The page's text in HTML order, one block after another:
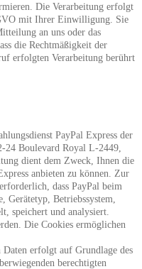
Die Verarbeitung erfolgt
mit Ihrer Einwilligung. Sie
an uns oder das
die Rechtmäßigkeit der
erfolgten Verarbeitung berührt
PayPal Express der
Boulevard Royal L-2449,
dient dem Zweck, Ihnen die
anbieten zu können. Zur
dass PayPal beim
Betriebssystem,
speichert und analysiert.
Die Cookies ermöglichen
Daten erfolgt auf Grundlage des
berechtigten